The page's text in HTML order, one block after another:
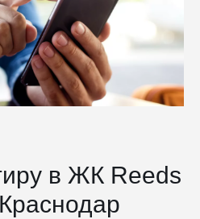
в ЖК Reeds